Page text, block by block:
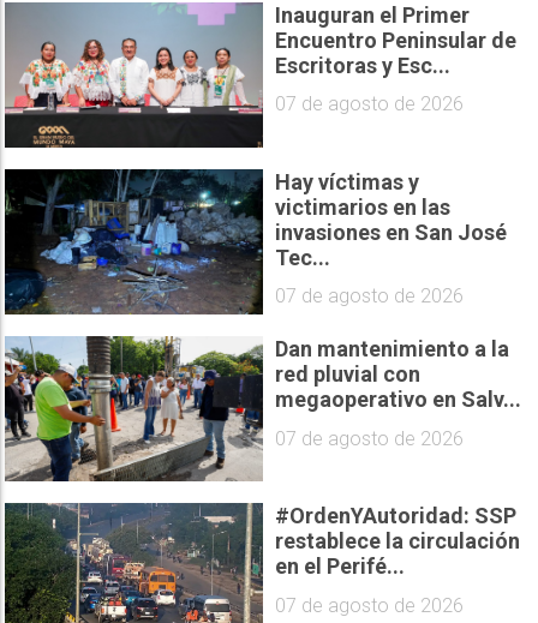
Inauguran el Primer
Encuentro Peninsular de
Escritoras y Esc...
07 de agosto de 2026
Hay víctimas y
victimarios en las
invasiones en San José
Tec...
07 de agosto de 2026
Dan mantenimiento a la
red pluvial con
megaoperativo en Salv...
07 de agosto de 2026
#OrdenYAutoridad: SSP
restablece la circulación
en el Perifé...
07 de agosto de 2026